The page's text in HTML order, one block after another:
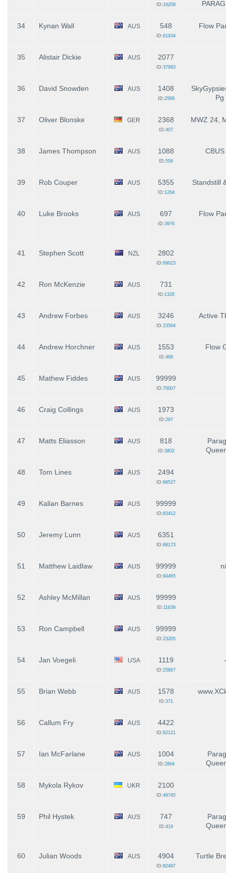
ID:18209
34 Kynan Wall AUS 548
ID:61934
Flow
35 Alistair Dickie AUS 2077
ID:37983
36 David Snowden AUS 1408
ID:2569
Pg
37 Oliver Blonske GER 2368
ID:407
MWZ 24,
38 James Thompson AUS 1088
ID:559
39 Rob Couper AUS 5355
ID:1264
Standstill
40 Luke Brooks AUS 697
ID:3976
Flow
41 Stephen Scott NZL 2802
ID:69023
42 Ron McKenzie AUS 731
ID:1326
43 Andrew Forbes AUS 3246
ID:23564
Active
44 Andrew Horchner AUS 1553
ID:468
Flow
45 Mathew Fiddes AUS 99999
ID:70007
46 Craig Collings AUS 1973
ID:297
47 Matts Eliasson AUS 818
ID:3802
48 Tom Lines AUS 2494
ID:68527
49 Kalian Barnes AUS 99999
ID:83412
50 Jeremy Lunn AUS 6351
ID:68173
51 Matthew Laidlaw AUS 99999
ID:84465
52 Ashley McMillan AUS 99999
ID:11839
53 Ron Campbell AUS 99999
ID:23205
54 Jan Voegeli USA 1119
ID:25867
-
55 Brian Webb AUS 1578
ID:371
56 Callum Fry AUS 4422
ID:82121
57 Ian McFarlane AUS 1004
ID:2864
58 Mykola Rykov UKR 2100
ID:46745
59 Phil Hystek AUS 747
ID:419
60 Julian Woods AUS 4904
ID:82497
Turtle